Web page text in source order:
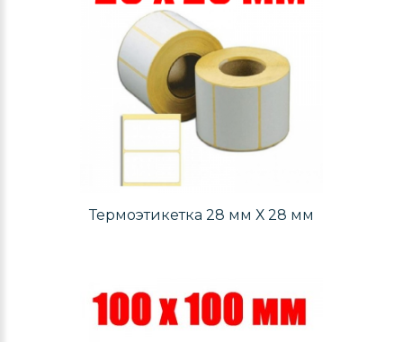
Термоэтикетка 28 мм Х 28 мм